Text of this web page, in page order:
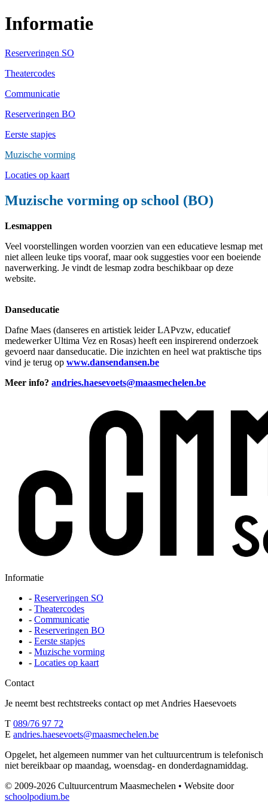
Informatie
Reserveringen SO
Theatercodes
Communicatie
Reserveringen BO
Eerste stapjes
Muzische vorming
Locaties op kaart
Muzische vorming op school (BO)
Lesmappen
Veel voorstellingen worden voorzien van een educatieve lesmap met
niet alleen leuke tips vooraf, maar ook suggesties voor een boeiende
naverwerking. Je vindt de lesmap zodra beschikbaar op deze
website.
Danseducatie
Dafne Maes (danseres en artistiek leider LAPvzw, educatief
medewerker Ultima Vez en Rosas) heeft een inspirerend onderzoek
gevoerd naar danseducatie. Die inzichten en heel wat praktische tips
vind je terug op www.dansendansen.be
Meer info? andries.haesevoets@maasmechelen.be
Informatie
- Reserveringen SO
- Theatercodes
- Communicatie
- Reserveringen BO
- Eerste stapjes
- Muzische vorming
- Locaties op kaart
Contact
Je neemt best rechtstreeks contact op met Andries Haesevoets
T 089/76 97 72
E andries.haesevoets@maasmechelen.be
Opgelet, het algemeen nummer van het cultuurcentrum is telefonisch
niet bereikbaar op maandag, woensdag- en donderdagnamiddag.
© 2009-2026 Cultuurcentrum Maasmechelen • Website door
schoolpodium.be